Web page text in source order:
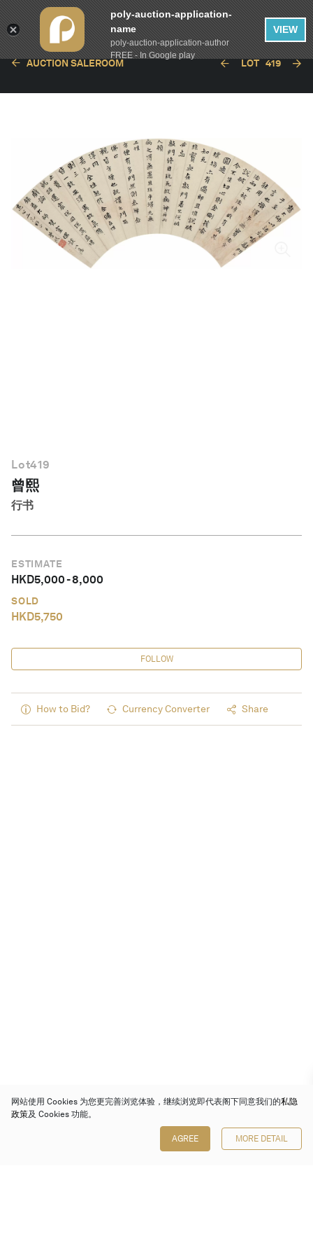
AUCTION SALEROOM LOT 419
Lot419
曾熙
行书
ESTIMATE
HKD5,000-8,000
SOLD
HKD5,750
FOLLOW
How to Bid? Currency Converter Share
网站使用 Cookies 为您更完善浏览体验，继续浏览即代表阁下同意我们的私隐
政策及 Cookies 功能。
AGREE MORE DETAIL
poly-auction-application-
name
poly-auction-application-author
FREE - In Google play
VIEW